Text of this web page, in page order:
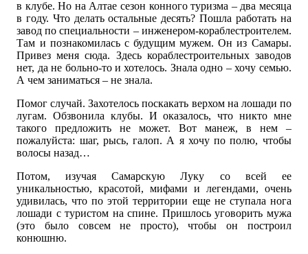
в клубе. Но на Алтае сезон конного туризма – два месяца
в году. Что делать остальные десять? Пошла работать на
завод по специальности – инженером-кораблестроителем.
Там и познакомилась с будущим мужем. Он из Самары.
Привез меня сюда. Здесь кораблестроительных заводов
нет, да не больно-то и хотелось. Знала одно – хочу семью.
А чем заниматься – не знала.
Помог случай. Захотелось поскакать верхом на лошади по
лугам. Обзвонила клубы. И оказалось, что никто мне
такого предложить не может. Вот манеж, в нем –
пожалуйста: шаг, рысь, галоп. А я хочу по полю, чтобы
волосы назад…
Потом, изучая Самарскую Луку со всей ее
уникальностью, красотой, мифами и легендами, очень
удивилась, что по этой территории еще не ступала нога
лошади с туристом на спине. Пришлось уговорить мужа
(это было совсем не просто), чтобы он построил
конюшню.